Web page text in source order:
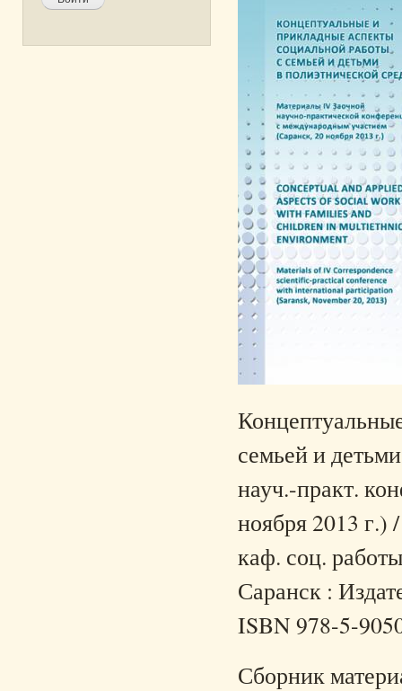
семьей и
науч.-практ.
ноября 2013
каф. соц.
Саранск :
ISBN 978-5-
Сборник